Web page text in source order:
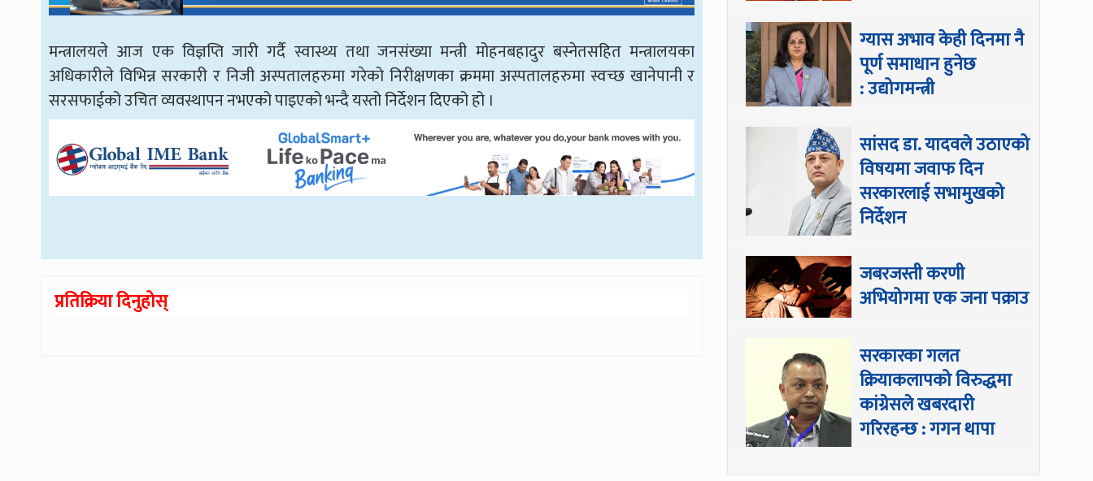
मन्त्रालयले आज एक विज्ञप्ति जारी गर्दै स्वास्थ्य तथा जनसंख्या मन्त्री मोहनबहादुर बस्नेतसहित मन्त्रालयका
अधिकारीले विभिन्न सरकारी र निजी अस्पतालहरुमा गरेको निरीक्षणका क्रममा अस्पतालहरुमा स्वच्छ खानेपानी र
सरसफाईको उचित व्यवस्थापन नभएको पाइएको भन्दै यस्तो निर्देशन दिएको हो ।
प्रतिक्रिया दिनुहोस्
ग्यास अभाव केही दिनमा नै
पूर्ण समाधान हुनेछ
: उद्योगमन्त्री
सांसद डा‍‍. यादवले उठाएको
विषयमा जवाफ दिन
सरकारलाई सभामुखको
निर्देशन
जबरजस्ती करणी
अभियोगमा एक जना पक्राउ
सरकारका गलत
क्रियाकलापको विरुद्धमा
कांग्रेसले खबरदारी
गरिरहन्छ : गगन थापा